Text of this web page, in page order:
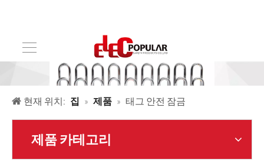
현재 위치: 집 » 제품 » 태그 안전 잠금
제품 카테고리